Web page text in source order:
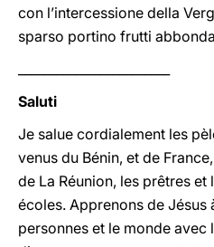
con l’intercessione della
sparso portino frutti
Saluti
Je salue cordialement les
venus du Bénin, et de
de La Réunion, les prêtres
écoles. Apprenons de
personnes et le monde avec